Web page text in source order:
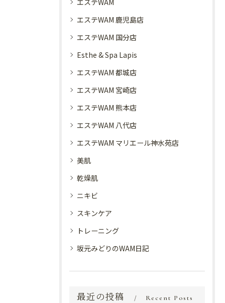
エステWAM
エステWAM 鹿児島店
エステWAM 国分店
Esthe & Spa Lapis
エステWAM 都城店
エステWAM 宮崎店
エステWAM 熊本店
エステWAM 八代店
エステWAM マリエール神水苑店
美肌
乾燥肌
ニキビ
スキンケア
トレーニング
坂元みどりのWAM日記
最近の投稿 Recent Posts